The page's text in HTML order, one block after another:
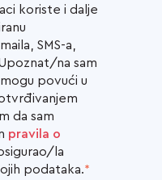
koriste i dalje
SMS-a,
na sam
povući u
da sam
pravila o
la
podataka.*